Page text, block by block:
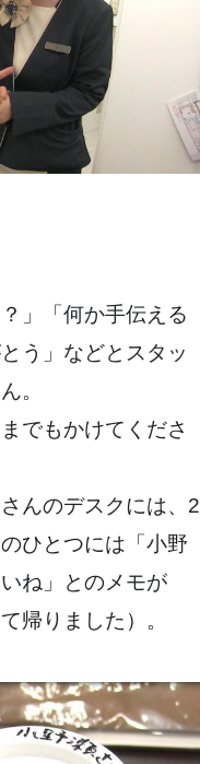
」「何か手伝える
う」などとスタッ
。
でもかけてくださ
んのデスクには、2
ひとつには「小野
ね」とのメモが
帰りました）。